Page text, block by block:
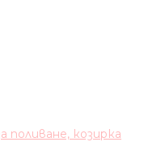
поливане, козирка